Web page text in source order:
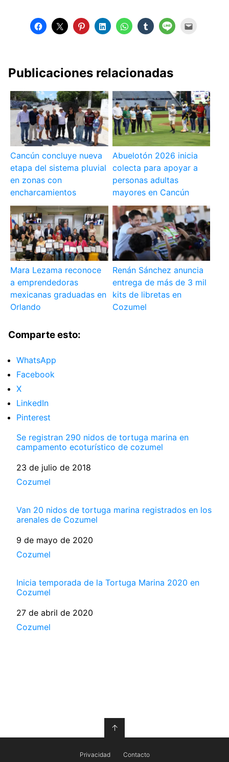
Publicaciones relacionadas
Cancún concluye nueva
etapa del sistema pluvial
en zonas con
encharcamientos
Abuelotón 2026 inicia
colecta para apoyar a
personas adultas
mayores en Cancún
Mara Lezama reconoce
a emprendedoras
mexicanas graduadas en
Orlando
Renán Sánchez anuncia
entrega de más de 3 mil
kits de libretas en
Cozumel
Comparte esto:
WhatsApp
Facebook
X
LinkedIn
Pinterest
Se registran 290 nidos de tortuga marina en
campamento ecoturístico de cozumel
Fecha
23 de julio de 2018
Respecto a
Cozumel
Van 20 nidos de tortuga marina registrados en los
arenales de Cozumel
Fecha
9 de mayo de 2020
Respecto a
Cozumel
Inicia temporada de la Tortuga Marina 2020 en
Cozumel
Fecha
27 de abril de 2020
Respecto a
Cozumel
↑
Privacidad Contacto